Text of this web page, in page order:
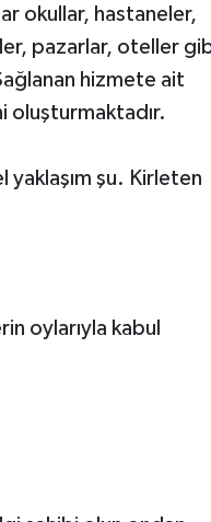
okullar, hastaneler,
pazarlar, oteller
hizmete ait
oluşturmaktadır.
yaklaşım şu. Kirleten
oylarıyla kabul